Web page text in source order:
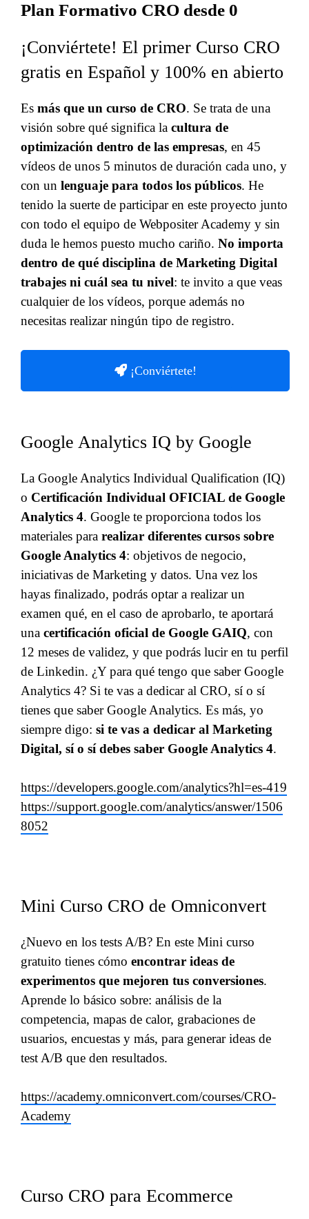
Plan Formativo CRO desde 0
¡Conviértete! El primer Curso CRO
gratis en Español y 100% en abierto
Es más que un curso de CRO. Se trata de una
visión sobre qué significa la cultura de
optimización dentro de las empresas, en 45
vídeos de unos 5 minutos de duración cada uno, y
con un lenguaje para todos los públicos. He
tenido la suerte de participar en este proyecto junto
con todo el equipo de Webpositer Academy y sin
duda le hemos puesto mucho cariño. No importa
dentro de qué disciplina de Marketing Digital
trabajes ni cuál sea tu nivel: te invito a que veas
cualquier de los vídeos, porque además no
necesitas realizar ningún tipo de registro.
¡Conviértete!
Google Analytics IQ by Google
La Google Analytics Individual Qualification (IQ)
o Certificación Individual OFICIAL de Google
Analytics 4. Google te proporciona todos los
materiales para realizar diferentes cursos sobre
Google Analytics 4: objetivos de negocio,
iniciativas de Marketing y datos. Una vez los
hayas finalizado, podrás optar a realizar un
examen qué, en el caso de aprobarlo, te aportará
una certificación oficial de Google GAIQ, con
12 meses de validez, y que podrás lucir en tu perfil
de Linkedin. ¿Y para qué tengo que saber Google
Analytics 4? Si te vas a dedicar al CRO, sí o sí
tienes que saber Google Analytics. Es más, yo
siempre digo: si te vas a dedicar al Marketing
Digital, sí o sí debes saber Google Analytics 4.
https://developers.google.com/analytics?hl=es-419
https://support.google.com/analytics/answer/1506
8052
Mini Curso CRO de Omniconvert
¿Nuevo en los tests A/B? En este Mini curso
gratuito tienes cómo encontrar ideas de
experimentos que mejoren tus conversiones.
Aprende lo básico sobre: análisis de la
competencia, mapas de calor, grabaciones de
usuarios, encuestas y más, para generar ideas de
test A/B que den resultados.
https://academy.omniconvert.com/courses/CRO-
Academy
Curso CRO para Ecommerce